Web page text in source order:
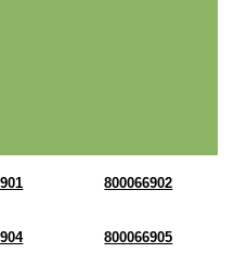
800066902
800066905